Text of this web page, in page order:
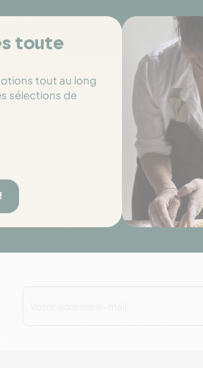
toute
tout au long
sélections de